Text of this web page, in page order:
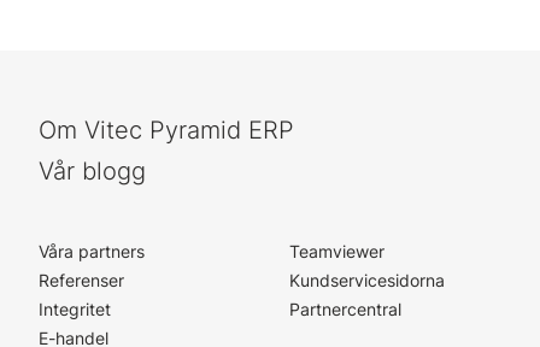
Om Vitec Pyramid ERP
Vår blogg
Våra partners
Referenser
Integritet
E-handel
Teamviewer
Kundservicesidorna
Partnercentral